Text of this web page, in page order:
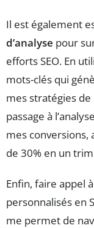
Il est également
d’analyse pour
efforts SEO. En
mots-clés qui
mes stratégies
passage à
mes conversions,
de 30% en un
Enfin, faire appel
personnalisés en
me permet de